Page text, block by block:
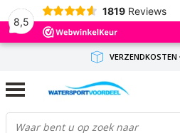
8,5
1819 Reviews
VERZENDKOSTEN
GRATIS
BINNEN 1-3